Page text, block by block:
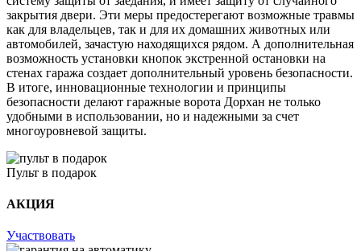
закрытия двери. Эти меры предостерегают возможные травмы
как для владельцев, так и для их домашних животных или
автомобилей, зачастую находящихся рядом. А дополнительная
возможность установки кнопок экстренной остановки на
стенах гаража создает дополнительный уровень безопасности.
В итоге, инновационные технологии и принципы
безопасности делают гаражные ворота Дорхан не только
удобными в использовании, но и надежными за счет
многоуровневой защиты.
Пульт в подарок
АКЦИЯ
Участвовать